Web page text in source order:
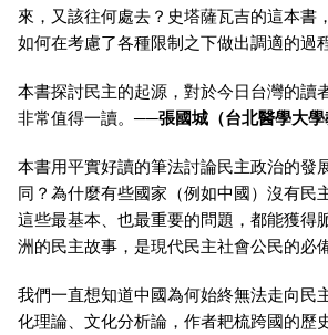
來，又該往何處去？史塔薩瓦吉的這本書
如何在考慮了各種限制之下做出調適的過
本書探討民主的起源，對於今日台灣的讀
非常值得一讀。 ──張國城（台北醫學大學
本書用平實好讀的筆法討論民主政治的發
同？為什麼有些國家（例如中國）沒有民
這些最基本、也最重要的問題，都能獲得
洲的民主故事，是現代民主社會公民的必
我們一直想知道中國為何始終無法走向民
化理論、文化分析論，作者耙梳跨國的歷